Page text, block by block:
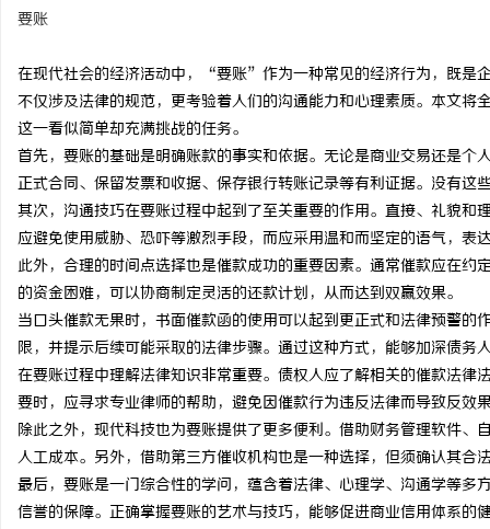
要账
在现代社会的经济活动中，“要账”作为一种常见的经济行为，既是
不仅涉及法律的规范，更考验着人们的沟通能力和心理素质。本文
这一看似简单却充满挑战的任务。
首先，要账的基础是明确账款的事实和依据。无论是商业交易还是
正式合同、保留发票和收据、保存银行转账记录等有利证据。没有这
其次，沟通技巧在要账过程中起到了至关重要的作用。直接、礼貌
应避免使用威胁、恐吓等激烈手段，而应采用温和而坚定的语气，表
此外，合理的时间点选择也是催款成功的重要因素。通常催款应在
的资金困难，可以协商制定灵活的还款计划，从而达到双赢效果。
当口头催款无果时，书面催款函的使用可以起到更正式和法律预警
限，并提示后续可能采取的法律步骤。通过这种方式，能够加深债务
在要账过程中理解法律知识非常重要。债权人应了解相关的催款法
要时，应寻求专业律师的帮助，避免因催款行为违反法律而导致反效
除此之外，现代科技也为要账提供了更多便利。借助财务管理软件
人工成本。另外，借助第三方催收机构也是一种选择，但须确认其合
最后，要账是一门综合性的学问，蕴含着法律、心理学、沟通学等
信誉的保障。正确掌握要账的艺术与技巧，能够促进商业信用体系的